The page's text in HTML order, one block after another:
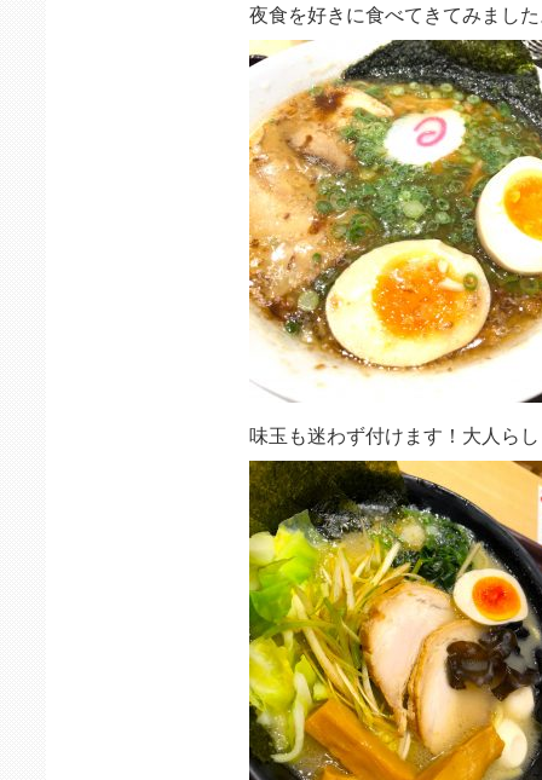
夜食を好きに食べてきてみまし
味玉も迷わず付けます！大人ら